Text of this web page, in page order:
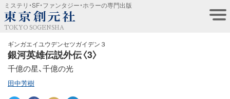
ミステリ・SF・ファンタジー・ホラーの専門出版
TOKYO SOGENSHA
ギンガエイユウデンセツガイデン３
銀河英雄伝説外伝〈3〉
千億の星、千億の光
田中芳樹